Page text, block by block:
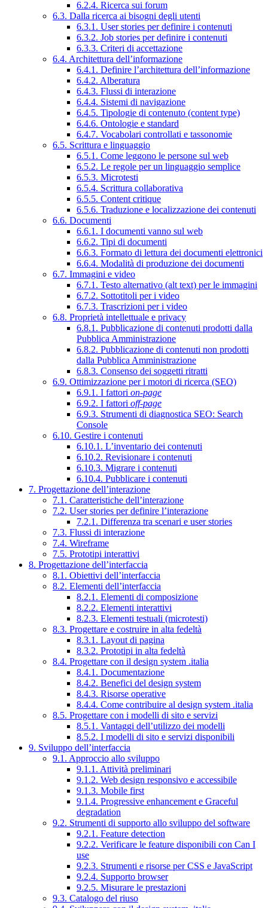
6.2.4. Ricerca sui forum
6.3. Dalla ricerca ai bisogni degli utenti
6.3.1. User stories per definire i contenuti
6.3.2. Job stories per definire i contenuti
6.3.3. Criteri di accettazione
6.4. Architettura dell’informazione
6.4.1. Definire l’architettura dell’informazione
6.4.2. Alberatura
6.4.3. Flussi di interazione
6.4.4. Sistemi di navigazione
6.4.5. Tipologie di contenuto (content type)
6.4.6. Ontologie e standard
6.4.7. Vocabolari controllati e tassonomie
6.5. Scrittura e linguaggio
6.5.1. Come leggono le persone sul web
6.5.2. Le regole per un linguaggio semplice
6.5.3. Microtesti
6.5.4. Scrittura collaborativa
6.5.5. Content critique
6.5.6. Traduzione e localizzazione dei contenuti
6.6. Documenti
6.6.1. I documenti vanno sul web
6.6.2. Tipi di documenti
6.6.3. Formato di lettura dei documenti elettronici
6.6.4. Modalità di produzione dei documenti
6.7. Immagini e video
6.7.1. Testo alternativo (alt text) per le immagini
6.7.2. Sottotitoli per i video
6.7.3. Trascrizioni per i video
6.8. Proprietà intellettuale e privacy
6.8.1. Pubblicazione di contenuti prodotti dalla
Pubblica Amministrazione
6.8.2. Pubblicazione di contenuti non prodotti
dalla Pubblica Amministrazione
6.8.3. Consenso dei soggetti ritratti
6.9. Ottimizzazione per i motori di ricerca (SEO)
6.9.1. I fattori on-page
6.9.2. I fattori off-page
6.9.3. Strumenti di diagnostica SEO: Search
Console
6.10. Gestire i contenuti
6.10.1. L’inventario dei contenuti
6.10.2. Revisionare i contenuti
6.10.3. Migrare i contenuti
6.10.4. Pubblicare i contenuti
7. Progettazione dell’interazione
7.1. Caratteristiche dell’interazione
7.2. User stories per definire l’interazione
7.2.1. Differenza tra scenari e user stories
7.3. Flussi di interazione
7.4. Wireframe
7.5. Prototipi interattivi
8. Progettazione dell’interfaccia
8.1. Obiettivi dell’interfaccia
8.2. Elementi dell’interfaccia
8.2.1. Elementi di composizione
8.2.2. Elementi interattivi
8.2.3. Elementi testuali (microtesti)
8.3. Progettare e costruire in alta fedeltà
8.3.1. Layout di pagina
8.3.2. Prototipi in alta fedeltà
8.4. Progettare con il design system .italia
8.4.1. Documentazione
8.4.2. Benefici del design system
8.4.3. Risorse operative
8.4.4. Come contribuire al design system .italia
8.5. Progettare con i modelli di sito e servizi
8.5.1. Vantaggi dell’utilizzo dei modelli
8.5.2. I modelli di sito e servizi disponibili
9. Sviluppo dell’interfaccia
9.1. Approccio allo sviluppo
9.1.1. Attività preliminari
9.1.2. Web design responsivo e accessibile
9.1.3. Mobile first
9.1.4. Progressive enhancement e Graceful
degradation
9.2. Strumenti di supporto allo sviluppo del software
9.2.1. Feature detection
9.2.2. Verificare le feature disponibili con Can I
use
9.2.3. Strumenti e risorse per CSS e JavaScript
9.2.4. Supporto browser
9.2.5. Misurare le prestazioni
9.3. Catalogo del riuso